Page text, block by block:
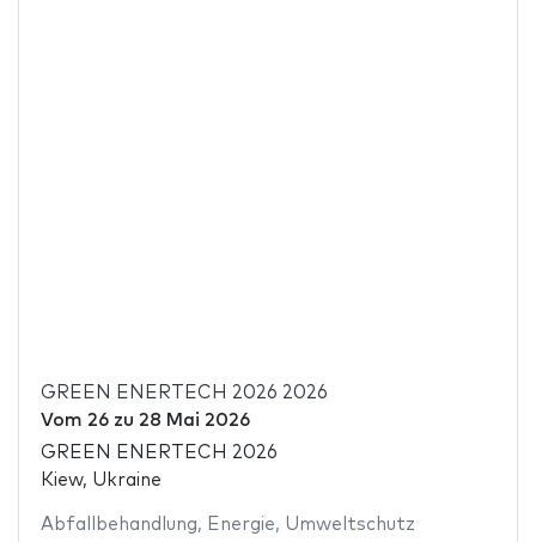
GREEN ENERTECH 2026 2026
Vom 26zu 28 Mai 2026
GREEN ENERTECH 2026
Kiew, Ukraine
Abfallbehandlung, Energie, Umweltschutz